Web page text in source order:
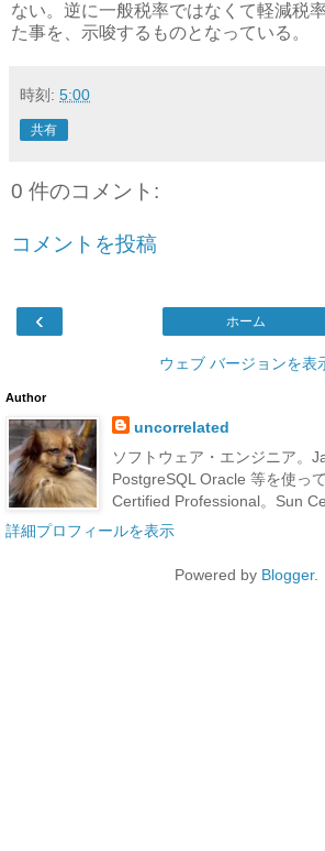
ない。逆に一般税率ではなくて軽減税
た事を、示唆するものとなっている。
時刻: 5:00
共有
0 件のコメント:
コメントを投稿
‹ ホーム
ウェブ バージョンを表
Author
uncorrelated
ソフトウェア・エンジニア。
PostgreSQL Oracle 等を使っ
Certified Professional。Sun
詳細プロフィールを表示
Powered by Blogger.